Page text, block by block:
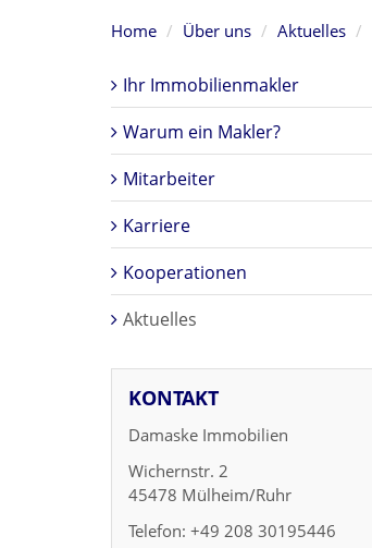
Home Über uns Aktuelles
Ihr Immobilienmakler
Warum ein Makler?
Mitarbeiter
Karriere
Kooperationen
Aktuelles
KONTAKT
Damaske Immobilien
Wichernstr. 2
45478 Mülheim/Ruhr
Telefon: +49 208 30195446